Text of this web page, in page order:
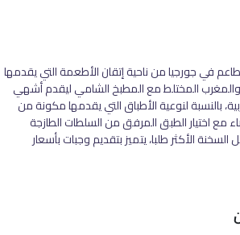
في جورجيا من ناحية إتقان الأطعمة التي يقدمها
المختلط مع المطبخ الشامي ليقدم أشهي
بالنسبة لنوعية الأطباق التي يقدمها مكونة من
مع اختيار الطبق المرفق من السلطات الطازجة
السخنة الأكثر طلبا، يتميز بتقديم وجبات بأسعار